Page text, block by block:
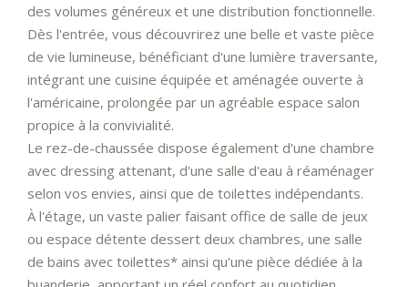
des volumes généreux et une distribution fonctionnelle.
Dès l'entrée, vous découvrirez une belle et vaste pièce
de vie lumineuse, bénéficiant d'une lumière traversante,
intégrant une cuisine équipée et aménagée ouverte à
l'américaine, prolongée par un agréable espace salon
propice à la convivialité.
Le rez-de-chaussée dispose également d'une chambre
avec dressing attenant, d'une salle d'eau à réaménager
selon vos envies, ainsi que de toilettes indépendants.
À l'étage, un vaste palier faisant office de salle de jeux
ou espace détente dessert deux chambres, une salle
de bains avec toilettes* ainsi qu'une pièce dédiée à la